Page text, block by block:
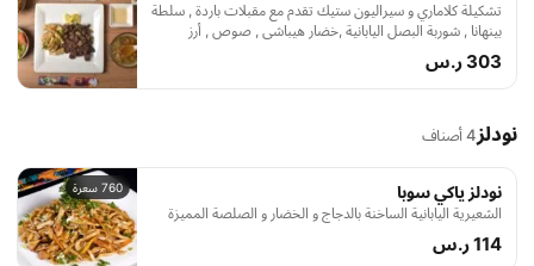
تشكيلة كلاماري و سيراليون ستيك تقدم مع مقبلات باردة , سلطة
بينهانا , شوربة البصل اليابانية ,خضار هيباشي , صوص , أرز
مسلوق , شاهي اخضر ياباني و ايس كريم
303 ر.س
نودلز4 أصناف
760 سعرة نودلز ياكي سوبا
الشعيرية اليابانية الساخنة بالدجاج و الخضار و الصلصة المميزة
114 ر.س